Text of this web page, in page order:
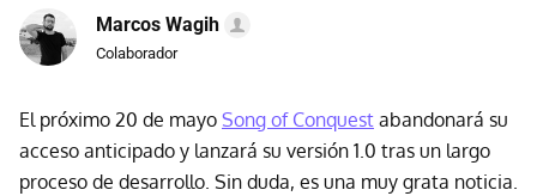
Marcos Wagih
Colaborador
El próximo 20 de mayo Song of Conquest abandonará su
acceso anticipado y lanzará su versión 1.0 tras un largo
proceso de desarrollo. Sin duda, es una muy grata noticia.